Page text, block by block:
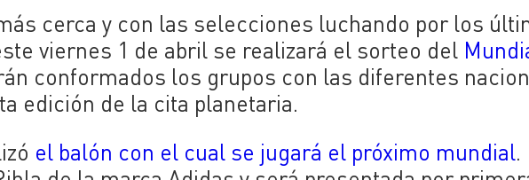
cerca y con las selecciones luchando por los
viernes 1 de abril se realizará el sorteo del
conformados los grupos con las diferentes
edición de la cita planetaria.
el balón con el cual se jugará el próximo mundial.